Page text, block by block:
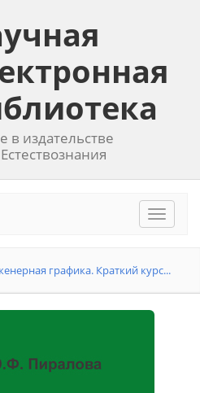
издательстве
Toggle
графика. Краткий курс...